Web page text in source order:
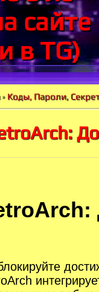
сайте
в TG)
» Коды, Пароли,